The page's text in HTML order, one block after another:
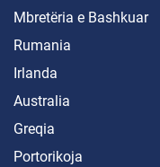
Mbretëria e Bashkuar
Rumania
Irlanda
Australia
Greqia
Portorikoja